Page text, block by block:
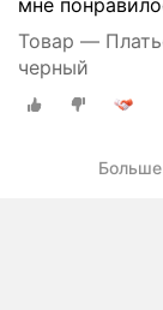
Товар —
черный